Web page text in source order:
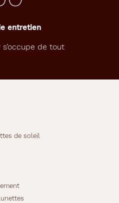
entretien
de tout
de soleil